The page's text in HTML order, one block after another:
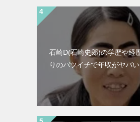
石崎D(石崎史郎)の学歴や経
りのバツイチで年収がヤバい